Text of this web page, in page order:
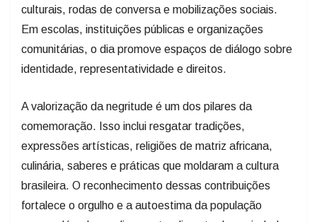
culturais, rodas de conversa e mobilizações sociais.
Em escolas, instituições públicas e organizações
comunitárias, o dia promove espaços de diálogo sobre
identidade, representatividade e direitos.
A valorização da negritude é um dos pilares da
comemoração. Isso inclui resgatar tradições,
expressões artísticas, religiões de matriz africana,
culinária, saberes e práticas que moldaram a cultura
brasileira. O reconhecimento dessas contribuições
fortalece o orgulho e a autoestima da população